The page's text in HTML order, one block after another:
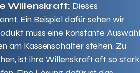
Willenskraft: Dieses
Ein Beispiel dafür sehen wir
muss eine konstante Auswahl
am Kassenschalter stehen. Zu
ist ihre Willenskraft oft so stark